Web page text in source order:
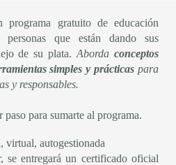
gratuito de educación
personas que están dando sus
de su plata.Abordaconceptos
simples y prácticaspara
y responsables.
para sumarte al programa.
virtual, autogestionada
se entregará un certificado oficial